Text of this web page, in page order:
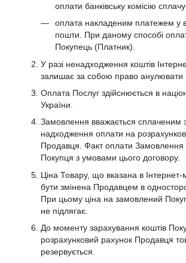
оплати банківську комісію
оплата накладеним платежем у
пошти. При даному способі
Покупець (Платник).
У разі ненадходження коштів
залишає за собою право анулювати
Оплата Послуг здійснюється в
України.
Замовлення вважається сплаченим
надходження оплати на
Продавця. Факт оплати Замовлення
Покупця з умовами цього договору.
Ціна Товару, що вказана в
бути змінена Продавцем в
При цьому ціна на замовлений
не підлягає.
До моменту зарахування коштів
розрахунковий рахунок Продавця
резервується.